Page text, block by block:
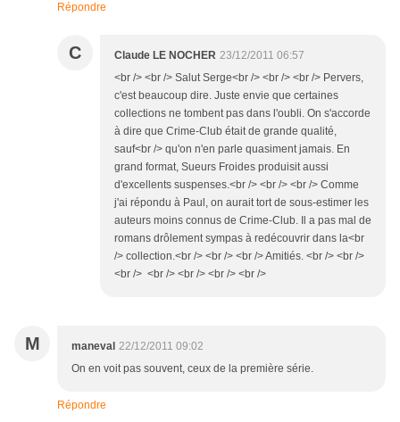
Répondre
C Claude LE NOCHER 23/12/2011 06:57
<br /> <br /> Salut Serge<br /> <br /> <br /> Pervers,
c'est beaucoup dire. Juste envie que certaines
collections ne tombent pas dans l'oubli. On s'accorde
à dire que Crime-Club était de grande qualité,
sauf<br /> qu'on n'en parle quasiment jamais. En
grand format, Sueurs Froides produisit aussi
d'excellents suspenses.<br /> <br /> <br /> Comme
j'ai répondu à Paul, on aurait tort de sous-estimer les
auteurs moins connus de Crime-Club. Il a pas mal de
romans drôlement sympas à redécouvrir dans la<br
/> collection.<br /> <br /> <br /> Amitiés. <br /> <br />
<br /> <br /> <br /> <br /> <br />
M maneval 22/12/2011 09:02
On en voit pas souvent, ceux de la première série.
Répondre